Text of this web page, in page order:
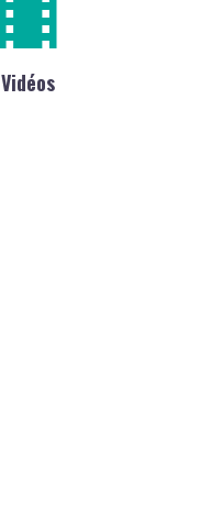
Vidéos